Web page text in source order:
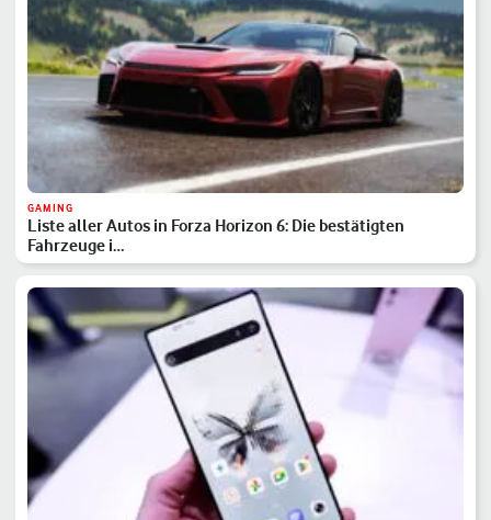
GAMING
Liste aller Autos in Forza Horizon 6: Die bestätigten
Fahrzeuge i…